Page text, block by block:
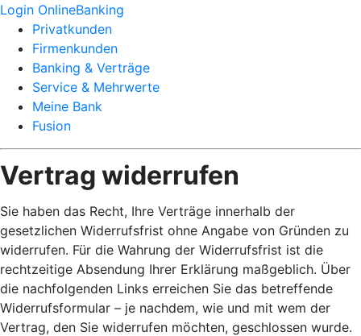
Login OnlineBanking
Privatkunden
Firmenkunden
Banking & Verträge
Service & Mehrwerte
Meine Bank
Fusion
Vertrag widerrufen
Sie haben das Recht, Ihre Verträge innerhalb der
gesetzlichen Widerrufsfrist ohne Angabe von Gründen zu
widerrufen. Für die Wahrung der Widerrufsfrist ist die
rechtzeitige Absendung Ihrer Erklärung maßgeblich. Über
die nachfolgenden Links erreichen Sie das betreffende
Widerrufsformular – je nachdem, wie und mit wem der
Vertrag, den Sie widerrufen möchten, geschlossen wurde.